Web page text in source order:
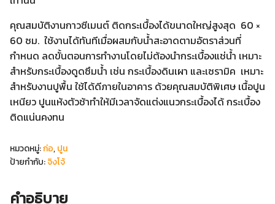
คุณสมบัติงานกาวซีเมนต์ ติดกระเบื้องได้ขนาดใหญ่สูงสุด 60 ×
60 ซม. ใช้งานได้ทันทีเมื่อผสมกับน้ำสะอาดตามอัตราส่วนที่
กำหนด ลดขั้นตอนการทำงานโดยไม่ต้องนำกระเบื้องแช่น้ำ เหมาะ
สำหรับกระเบื้องดูดซึมน้ำ เช่น กระเบื้องดินเผา และเซรามิค เหมาะ
สำหรับงานปูพื้น ใช้ได้ดีภายในอาคาร ด้วยคุณสมบัติพิเศษ เนื้อปูน
เหนียว ปูนแห้งตัวช้าทำให้มีเวลาจัดแต่งแนวกระเบื้องได้ กระเบื้อง
ติดแน่นคงทน
หมวดหมู่:ก่อ,ปูน
ป้ายกำกับ:จิงโจ้
คำอธิบาย